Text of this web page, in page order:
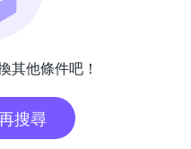
其他條件吧！
搜尋